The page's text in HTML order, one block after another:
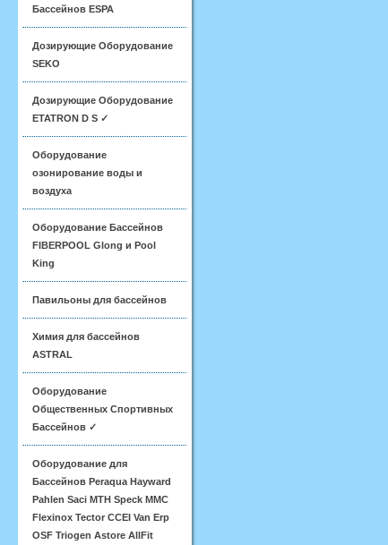
Бассейнов ESPA
Дозирующие Оборудование
SEKO
Дозирующие Оборудование
ETATRON D S ✓
Оборудование
озонирование воды и
воздуха
Оборудование Бассейнов
FIBERPOOL Glong и Pool
King
Павильоны для бассейнов
Химия для бассейнов
ASTRAL
Оборудование
Общественных Спортивных
Бассейнов ✓
Оборудование для
Бассейнов Peraqua Hayward
Pahlen Saci MTH Speck MMC
Flexinox Tector CCEI Van Erp
OSF Triogen Astore AllFit